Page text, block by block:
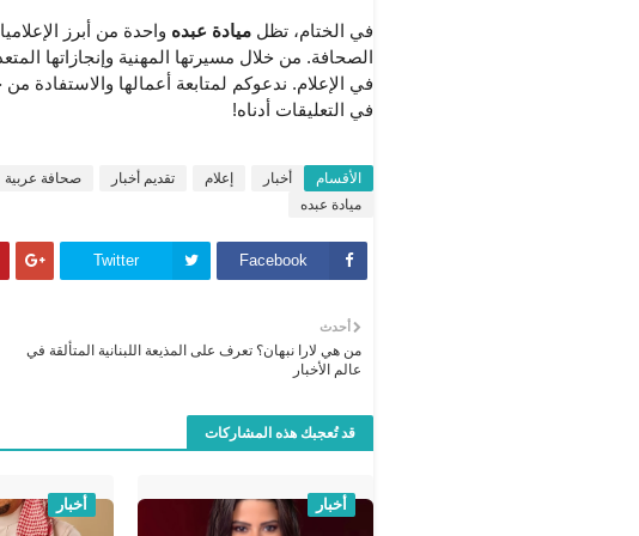
في الختام، تظل ميادة عبده واحدة من أبرز
الصحافة. من خلال مسيرتها المهنية وإنجازاتها
في الإعلام. ندعوكم لمتابعة أعمالها والاستفادة من
في التعليقات أدناه!
الأقسام أخبار إعلام تقديم أخبار صحافة عربية
ميادة عبده
Facebook
Twitter
أحدث
من هي لارا نبهان؟ تعرف على المذيعة اللبنانية المتألقة في
عالم الأخبار
قد تُعجبك هذه المشاركات
أخبار أخبار